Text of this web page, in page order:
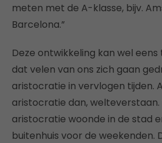
meten met de A-klasse, bijv.
Barcelona.”
Deze ontwikkeling kan wel
dat velen van ons zich gaan
aristocratie in vervlogen tijden.
aristocratie dan, welteverstaan.
aristocratie woonde in de stad
buitenhuis voor de weekenden.